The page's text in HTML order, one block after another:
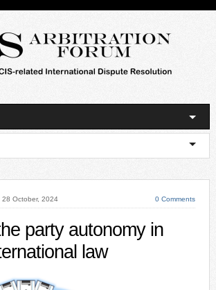
28 October, 2024 0 Comments
party autonomy in
law